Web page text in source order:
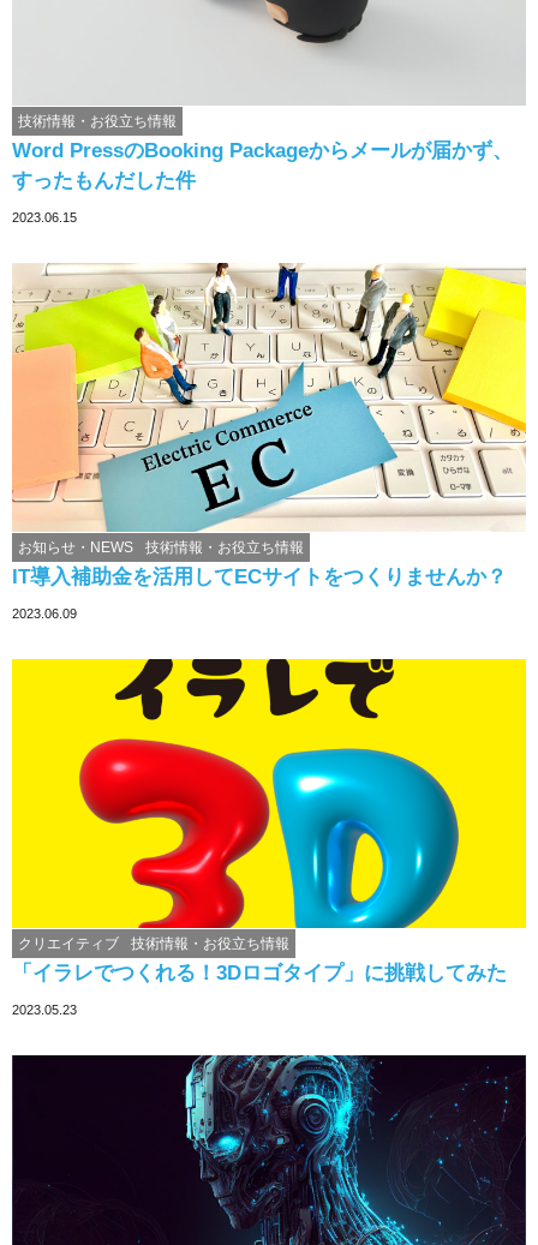
Word PressのBooking Packageからメールが届かず、
すったもんだした件
技術情報・お役立ち情報
2023.06.15
IT導入補助金を活用してECサイトをつくりませんか？
お知らせ・NEWS 技術情報・お役立ち情報
2023.06.09
「イラレでつくれる！3Dロゴタイプ」に挑戦してみた
クリエイティブ 技術情報・お役立ち情報
2023.05.23